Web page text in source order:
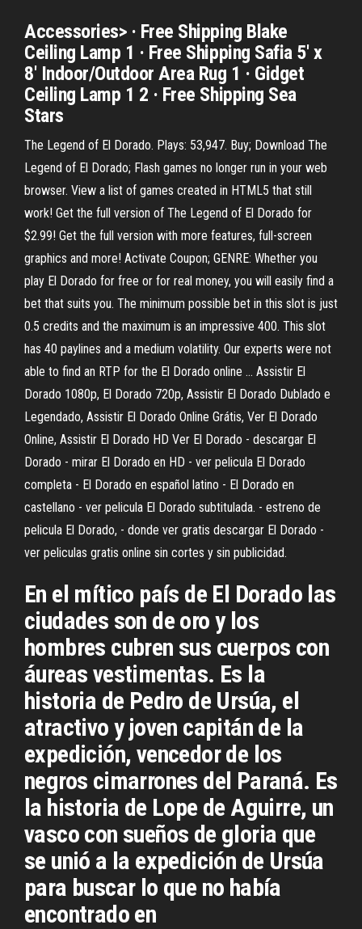
Accessories> · Free Shipping Blake
Ceiling Lamp 1 · Free Shipping Safia 5' x
8' Indoor/Outdoor Area Rug 1 · Gidget
Ceiling Lamp 1 2 · Free Shipping Sea
Stars
The Legend of El Dorado. Plays: 53,947. Buy; Download The
Legend of El Dorado; Flash games no longer run in your web
browser. View a list of games created in HTML5 that still
work! Get the full version of The Legend of El Dorado for
$2.99! Get the full version with more features, full-screen
graphics and more! Activate Coupon; GENRE: Whether you
play El Dorado for free or for real money, you will easily find a
bet that suits you. The minimum possible bet in this slot is just
0.5 credits and the maximum is an impressive 400. This slot
has 40 paylines and a medium volatility. Our experts were not
able to find an RTP for the El Dorado online … Assistir El
Dorado 1080p, El Dorado 720p, Assistir El Dorado Dublado e
Legendado, Assistir El Dorado Online Grátis, Ver El Dorado
Online, Assistir El Dorado HD Ver El Dorado - descargar El
Dorado - mirar El Dorado en HD - ver pelicula El Dorado
completa - El Dorado en español latino - El Dorado en
castellano - ver pelicula El Dorado subtitulada. - estreno de
pelicula El Dorado, - donde ver gratis descargar El Dorado -
ver peliculas gratis online sin cortes y sin publicidad.
En el mítico país de El Dorado las
ciudades son de oro y los
hombres cubren sus cuerpos con
áureas vestimentas. Es la
historia de Pedro de Ursúa, el
atractivo y joven capitán de la
expedición, vencedor de los
negros cimarrones del Paraná. Es
la historia de Lope de Aguirre, un
vasco con sueños de gloria que
se unió a la expedición de Ursúa
para buscar lo que no había
encontrado en